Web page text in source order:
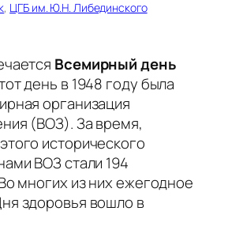
, ЦГБ им. Ю.Н. Либединского
Всемирный день
день в 1948 году была
организация
(ВОЗ). За время,
исторического
ВОЗ стали 194
многих из них ежегодное
здоровья вошло в